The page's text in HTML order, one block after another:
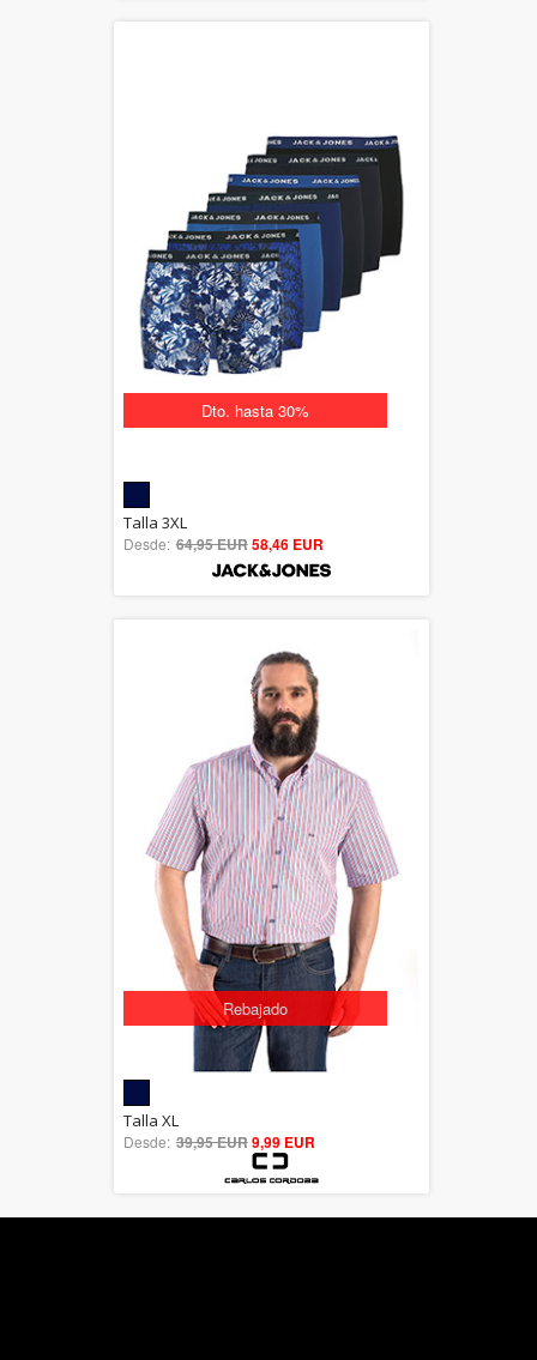
Dto. hasta 30%
out of 5
Talla 3XL
Desde: 64,95 EUR58,46 EUR
Rebajado
out of 5
Talla XL
Desde: 39,95 EUR9,99 EUR